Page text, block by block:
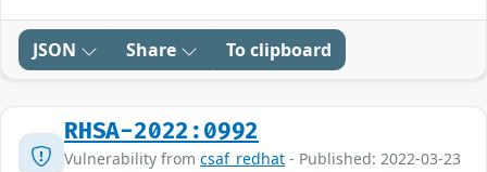
JSON Share To clipboard
RHSA-2022:0992
Vulnerability from csaf_redhat - Published: 2022-03-23